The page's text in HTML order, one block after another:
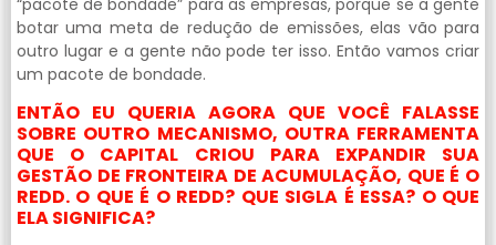
botar uma meta de redução de emissões, elas vão para
outro lugar e a gente não pode ter isso. Então vamos criar
um pacote de bondade.
ENTÃO EU QUERIA AGORA QUE VOCÊ FALASSE
SOBRE OUTRO MECANISMO, OUTRA FERRAMENTA
QUE O CAPITAL CRIOU PARA EXPANDIR SUA
GESTÃO DE FRONTEIRA DE ACUMULAÇÃO, QUE É O
REDD. O QUE É O REDD? QUE SIGLA É ESSA? O QUE
ELA SIGNIFICA?